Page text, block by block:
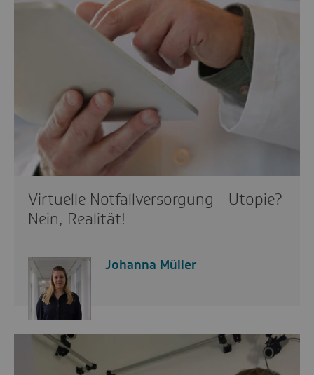
Virtuelle Notfallversorgung - Utopie?
Nein, Realität!
Johanna Müller